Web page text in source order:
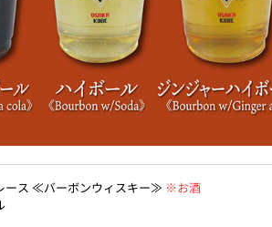
ース ≪バーボンウィスキー≫ ※お酒